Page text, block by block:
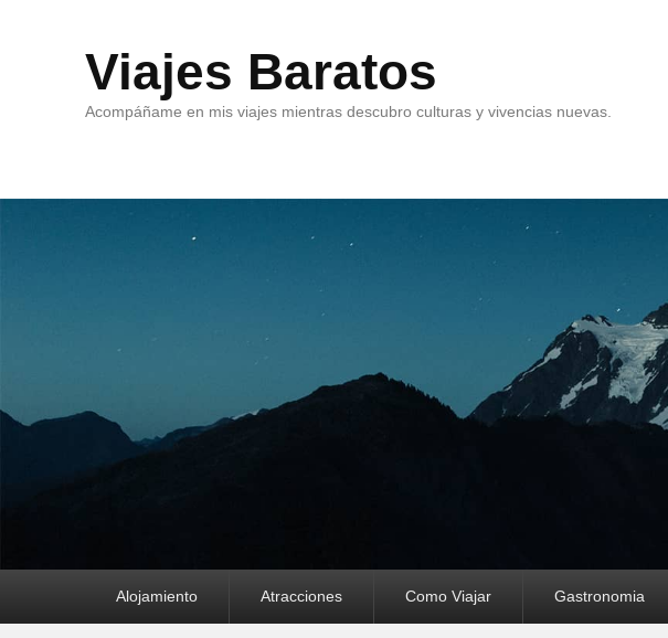
Viajes Baratos
Acompáñame en mis viajes mientras descubro culturas y vivencias nuevas.
Alojamiento Atracciones Como Viajar Gastronomia